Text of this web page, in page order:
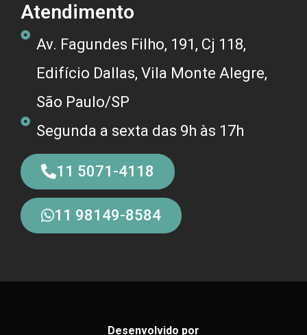
Atendimento
Av. Fagundes Filho, 191, Cj 118,
Edifício Dallas, Vila Monte Alegre,
São Paulo/SP
Segunda a sexta das 9h às 17h
11 5071-4118
11 98149-8584
Desenvolvido por